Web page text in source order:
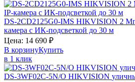
DS-2CD2125G0-IMS HIKVISION 2
камера с ИК-подсветкой до 30 м
Цена: 14 690 ₽
В корзинуКупить
в 1 клик
DS-3WF02C-5N/O HIKVISION